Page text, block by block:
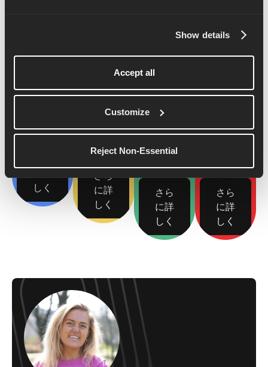
Show details
Accept all
Customize
Reject Non-Essential
しく
ラン
さら
に詳
しく
Marathon
Plan
さら
に詳
しく
さら
に詳
しく